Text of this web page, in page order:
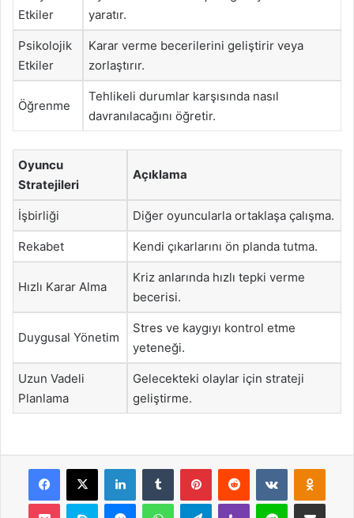
Etkiler
yaratır.
Psikolojik
Etkiler
Karar verme becerilerini geliştirir veya
zorlaştırır.
Öğrenme
Tehlikeli durumlar karşısında nasıl
davranılacağını öğretir.
Oyuncu
Stratejileri
Açıklama
İşbirliği Diğer oyuncularla ortaklaşa çalışma.
Rekabet Kendi çıkarlarını ön planda tutma.
Hızlı Karar Alma
Kriz anlarında hızlı tepki verme
becerisi.
Duygusal Yönetim
Stres ve kaygıyı kontrol etme
yeteneği.
Uzun Vadeli
Planlama
Gelecekteki olaylar için strateji
geliştirme.
Facebook
X LinkedInTumblr PinterestReddit VKontakte
Pocket Skype MessengerWhatsAppTelegramViber Line E-Posta ile